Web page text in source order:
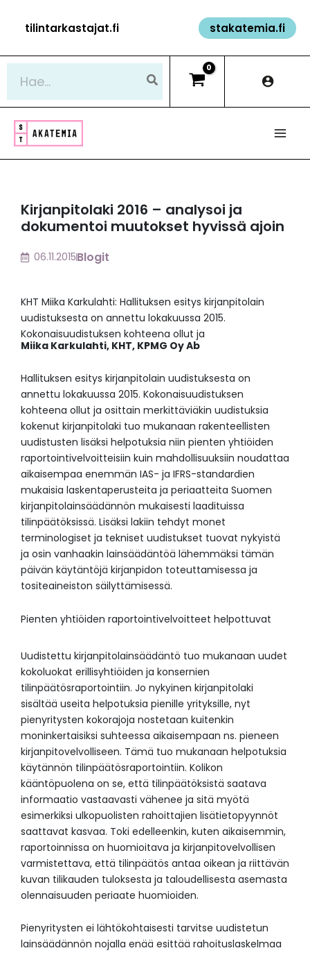
sisältöön
tilintarkastajat.fi stakatemia.fi
Kirjanpitolaki 2016 – analysoi ja
dokumentoi muutokset hyvissä ajoin
06.11.2015Blogit
KHT Miika Karkulahti: Hallituksen esitys kirjanpitolain
uudistuksesta on annettu lokakuussa 2015.
Kokonaisuudistuksen kohteena ollut ja
Miika Karkulahti, KHT, KPMG Oy Ab
Hallituksen esitys kirjanpitolain uudistuksesta on
annettu lokakuussa 2015. Kokonaisuudistuksen
kohteena ollut ja osittain merkittäviäkin uudistuksia
kokenut kirjanpitolaki tuo mukanaan rakenteellisten
uudistusten lisäksi helpotuksia niin pienten yhtiöiden
raportointivelvoitteisiin kuin mahdollisuuksiin noudattaa
aikaisempaa enemmän IAS- ja IFRS-standardien
mukaisia laskentaperusteita ja periaatteita Suomen
kirjanpitolainsäädännön mukaisesti laadituissa
tilinpäätöksissä. Lisäksi lakiin tehdyt monet
terminologiset ja tekniset uudistukset tuovat nykyistä
ja osin vanhaakin lainsäädäntöä lähemmäksi tämän
päivän käytäntöjä kirjanpidon toteuttamisessa ja
tositeaineiston säilyttämisessä.
Pienten yhtiöiden raportointivelvoitteet helpottuvat
Uudistettu kirjanpitolainsäädäntö tuo mukanaan uudet
kokoluokat erillisyhtiöiden ja konsernien
tilinpäätösraportointiin. Jo nykyinen kirjanpitolaki
sisältää useita helpotuksia pienille yrityksille, nyt
pienyritysten kokorajoja nostetaan kuitenkin
moninkertaisiksi suhteessa aikaisempaan ns. pieneen
kirjanpitovelvolliseen. Tämä tuo mukanaan helpotuksia
käytännön tilinpäätösraportointiin. Kolikon
kääntöpuolena on se, että tilinpäätöksistä saatava
informaatio vastaavasti vähenee ja sitä myötä
esimerkiksi ulkopuolisten rahoittajien lisätietopyynnöt
saattavat kasvaa. Toki edelleenkin, kuten aikaisemmin,
raportoinnissa on huomioitava ja kirjanpitovelvollisen
varmistettava, että tilinpäätös antaa oikean ja riittävän
kuvan tilikauden tuloksesta ja taloudellisesta asemasta
olennaisuuden periaate huomioiden.
Pienyritysten ei lähtökohtaisesti tarvitse uudistetun
lainsäädännön nojalla enää esittää rahoituslaskelmaa